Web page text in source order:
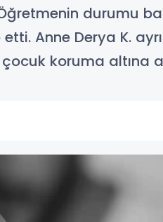
durumu
Anne Derya K.
koruma altına